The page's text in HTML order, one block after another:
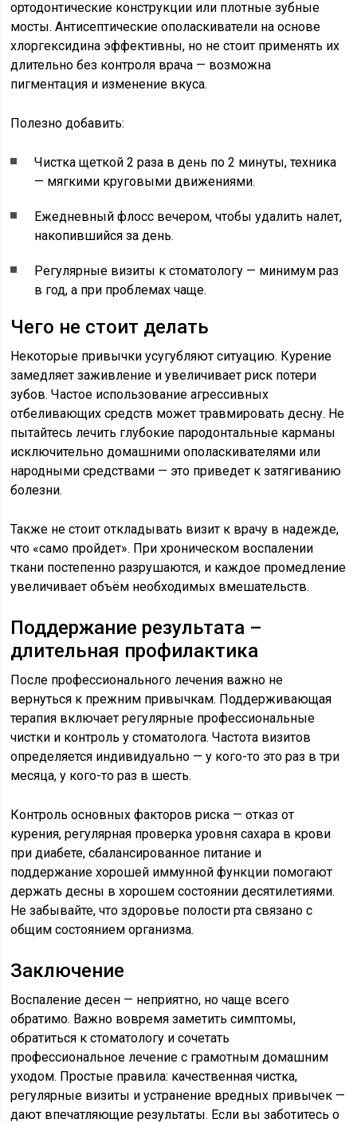
ортодонтические конструкции или плотные зубные
мосты. Антисептические ополаскиватели на основе
хлоргексидина эффективны, но не стоит применять их
длительно без контроля врача — возможна
пигментация и изменение вкуса.
Полезно добавить:
Чистка щеткой 2 раза в день по 2 минуты, техника
— мягкими круговыми движениями.
Ежедневный флосс вечером, чтобы удалить налет,
накопившийся за день.
Регулярные визиты к стоматологу — минимум раз
в год, а при проблемах чаще.
Чего не стоит делать
Некоторые привычки усугубляют ситуацию. Курение
замедляет заживление и увеличивает риск потери
зубов. Частое использование агрессивных
отбеливающих средств может травмировать десну. Не
пытайтесь лечить глубокие пародонтальные карманы
исключительно домашними ополаскивателями или
народными средствами — это приведет к затягиванию
болезни.
Также не стоит откладывать визит к врачу в надежде,
что «само пройдет». При хроническом воспалении
ткани постепенно разрушаются, и каждое промедление
увеличивает объём необходимых вмешательств.
Поддержание результата –
длительная профилактика
После профессионального лечения важно не
вернуться к прежним привычкам. Поддерживающая
терапия включает регулярные профессиональные
чистки и контроль у стоматолога. Частота визитов
определяется индивидуально — у кого-то это раз в три
месяца, у кого-то раз в шесть.
Контроль основных факторов риска — отказ от
курения, регулярная проверка уровня сахара в крови
при диабете, сбалансированное питание и
поддержание хорошей иммунной функции помогают
держать десны в хорошем состоянии десятилетиями.
Не забывайте, что здоровье полости рта связано с
общим состоянием организма.
Заключение
Воспаление десен — неприятно, но чаще всего
обратимо. Важно вовремя заметить симптомы,
обратиться к стоматологу и сочетать
профессиональное лечение с грамотным домашним
уходом. Простые правила: качественная чистка,
регулярные визиты и устранение вредных привычек —
дают впечатляющие результаты. Если вы заботитесь о